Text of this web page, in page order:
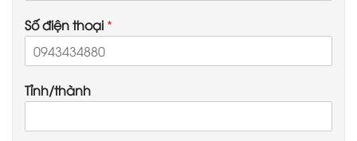
Số điện thoại *
Tỉnh/thành